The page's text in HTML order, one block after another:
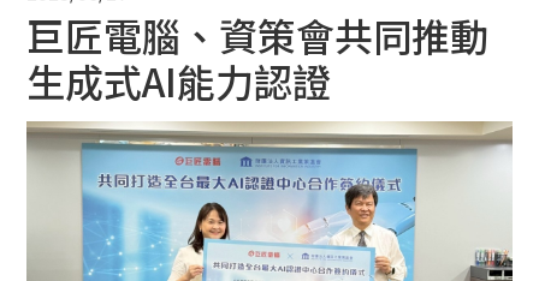
巨匠電腦、資策會共同推動
生成式AI能力認證